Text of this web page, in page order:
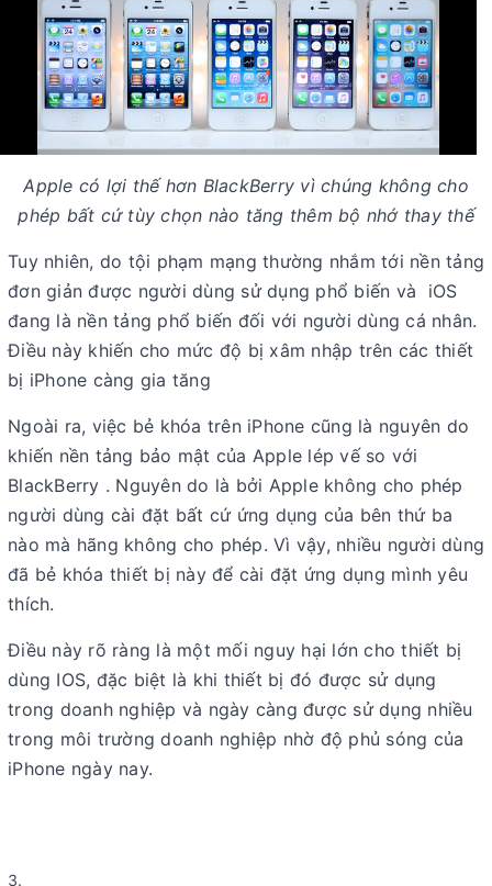
Apple có lợi thế hơn BlackBerry vì chúng không cho
phép bất cứ tùy chọn nào tăng thêm bộ nhớ thay thế
Tuy nhiên, do tội phạm mạng thường nhắm tới nền tảng
đơn giản được người dùng sử dụng phổ biến và iOS
đang là nền tảng phổ biến đối với người dùng cá nhân.
Điều này khiến cho mức độ bị xâm nhập trên các thiết
bị iPhone càng gia tăng
Ngoài ra, việc bẻ khóa trên iPhone cũng là nguyên do
khiến nền tảng bảo mật của Apple lép vế so với
BlackBerry . Nguyên do là bởi Apple không cho phép
người dùng cài đặt bất cứ ứng dụng của bên thứ ba
nào mà hãng không cho phép. Vì vậy, nhiều người dùng
đã bẻ khóa thiết bị này để cài đặt ứng dụng mình yêu
thích.
Điều này rõ ràng là một mối nguy hại lớn cho thiết bị
dùng IOS, đặc biệt là khi thiết bị đó được sử dụng
trong doanh nghiệp và ngày càng được sử dụng nhiều
trong môi trường doanh nghiệp nhờ độ phủ sóng của
iPhone ngày nay.